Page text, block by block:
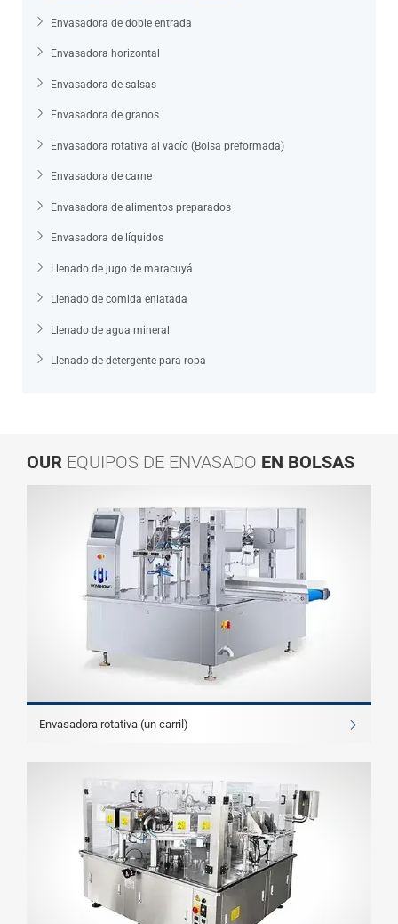
Envasadora de doble entrada
Envasadora horizontal
Envasadora de salsas
Envasadora de granos
Envasadora rotativa al vacío (Bolsa preformada)
Envasadora de carne
Envasadora de alimentos preparados
Envasadora de líquidos
Llenado de jugo de maracuyá
Llenado de comida enlatada
Llenado de agua mineral
Llenado de detergente para ropa
OUR EQUIPOS DE ENVASADO EN BOLSAS
Envasadora rotativa (un carril)